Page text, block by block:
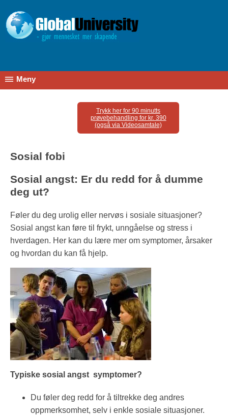
Meny
Trykk her for 90 minutts
prøvebehandling for kr. 390
(også via Videosamtale)
Sosial fobi
Sosial angst: Er du redd for å dumme
deg ut?
Føler du deg urolig eller nervøs i sosiale situasjoner?
Sosial angst kan føre til frykt, unngåelse og stress i
hverdagen. Her kan du lære mer om symptomer, årsaker
og hvordan du kan få hjelp.
Typiske sosial angst symptomer?
Du føler deg redd for å tiltrekke deg andres
oppmerksomhet, selv i enkle sosiale situasjoner.